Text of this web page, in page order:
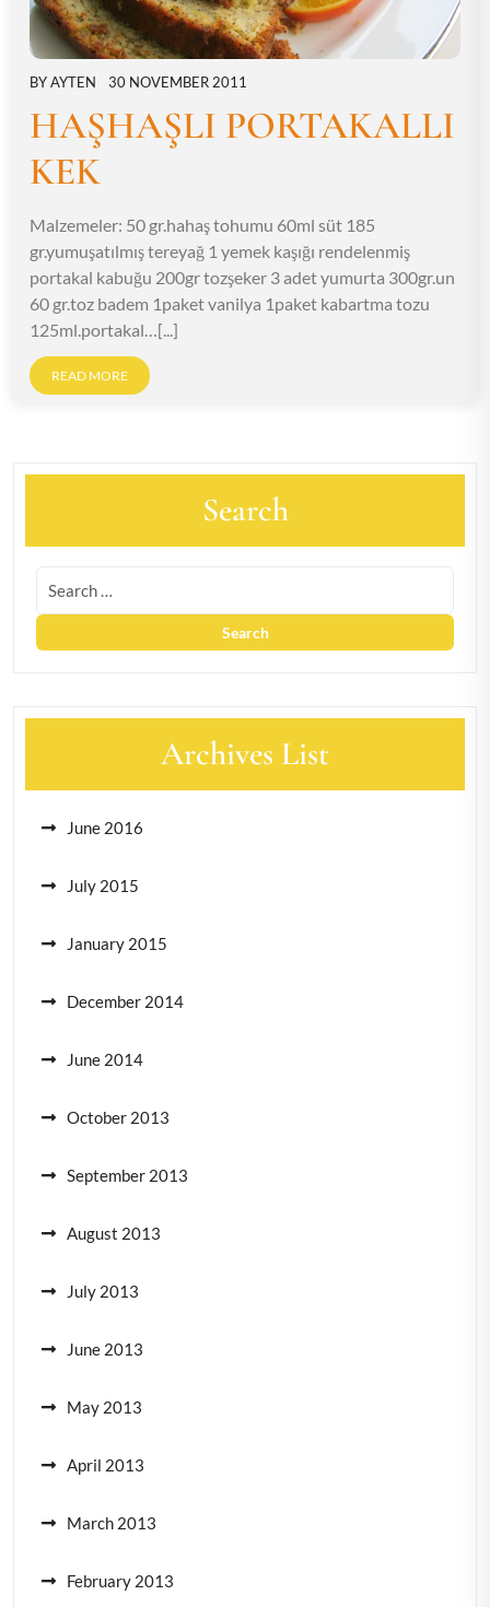
BYAYTEN 30 NOVEMBER 2011
HAŞHAŞLI PORTAKALLI
KEK
Malzemeler: 50 gr.hahaş tohumu 60ml süt 185
gr.yumuşatılmış tereyağ 1 yemek kaşığı rendelenmiş
portakal kabuğu 200gr tozşeker 3 adet yumurta 300gr.un
60 gr.toz badem 1paket vanilya 1paket kabartma tozu
125ml.portakal…[...]
READ MORE
Search
Archives List
June 2016
July 2015
January 2015
December 2014
June 2014
October 2013
September 2013
August 2013
July 2013
June 2013
May 2013
April 2013
March 2013
February 2013